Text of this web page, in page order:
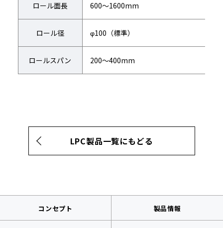
ロール面長 600～1600mm
ロール径 φ100（標準）
ロールスパン 200～400mm
LPC製品一覧にもどる
コンセプト 製品情報